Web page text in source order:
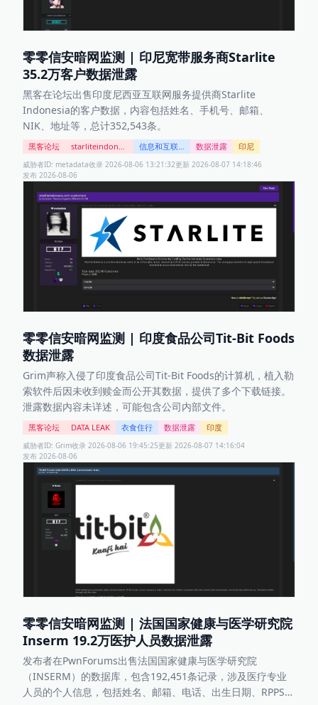
零零信安暗网监测 | 印尼宽带服务商Starlite
35.2万客户数据泄露
黑客在论坛出售印度尼西亚互联网服务提供商Starlite
Indonesia的客户数据，内容包括姓名、手机号、邮箱、
NIK、地址等，总计352,543条。
黑客论坛 数据泄露 印尼
威胁者ID: metadata收录 2026-08-06 13:21:32更新 2026-08-07 14:18:46
发布 2026-08-06
零零信安暗网监测 | 印度食品公司Tit-Bit Foods
数据泄露
Grim声称入侵了印度食品公司Tit-Bit Foods的计算机，植入勒
索软件后因未收到赎金而公开其数据，提供了多个下载链接。
泄露数据内容未详述，可能包含公司内部文件。
黑客论坛 DATA LEAK 衣食住行 数据泄露 印度
威胁者ID: Grim收录 2026-08-06 19:45:25更新 2026-08-07 14:16:04
发布 2026-08-06
零零信安暗网监测 | 法国国家健康与医学研究院
Inserm 19.2万医护人员数据泄露
发布者在PwnForums出售法国国家健康与医学研究院
（INSERM）的数据库，包含192,451条记录，涉及医疗专业
人员的个人信息，包括姓名、邮箱、电话、出生日期、RPPS编